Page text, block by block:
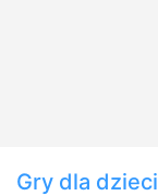
Gry dla dzieci